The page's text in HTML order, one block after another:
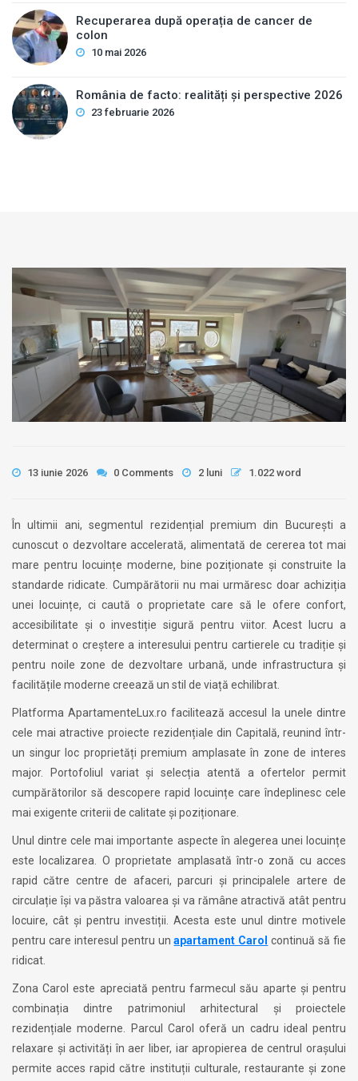
Recuperarea după operația de cancer de
colon
10 mai 2026
România de facto: realități și perspective 2026
23 februarie 2026
13 iunie 2026 0 Comments 2 luni 1.022 word
În ultimii ani, segmentul rezidențial premium din București a
cunoscut o dezvoltare accelerată, alimentată de cererea tot mai
mare pentru locuințe moderne, bine poziționate și construite la
standarde ridicate. Cumpărătorii nu mai urmăresc doar achiziția
unei locuințe, ci caută o proprietate care să le ofere confort,
accesibilitate și o investiție sigură pentru viitor. Acest lucru a
determinat o creștere a interesului pentru cartierele cu tradiție și
pentru noile zone de dezvoltare urbană, unde infrastructura și
facilitățile moderne creează un stil de viață echilibrat.
Platforma ApartamenteLux.ro facilitează accesul la unele dintre
cele mai atractive proiecte rezidențiale din Capitală, reunind într-
un singur loc proprietăți premium amplasate în zone de interes
major. Portofoliul variat și selecția atentă a ofertelor permit
cumpărătorilor să descopere rapid locuințe care îndeplinesc cele
mai exigente criterii de calitate și poziționare.
Unul dintre cele mai importante aspecte în alegerea unei locuințe
este localizarea. O proprietate amplasată într-o zonă cu acces
rapid către centre de afaceri, parcuri și principalele artere de
circulație își va păstra valoarea și va rămâne atractivă atât pentru
locuire, cât și pentru investiții. Acesta este unul dintre motivele
pentru care interesul pentru unapartament Carol continuă să fie
ridicat.
Zona Carol este apreciată pentru farmecul său aparte și pentru
combinația dintre patrimoniul arhitectural și proiectele
rezidențiale moderne. Parcul Carol oferă un cadru ideal pentru
relaxare și activități în aer liber, iar apropierea de centrul orașului
permite acces rapid către instituții culturale, restaurante și zone